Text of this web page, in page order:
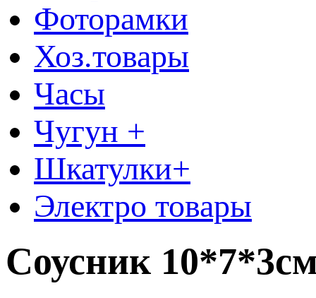
Фоторамки
Хоз.товары
Часы
Чугун +
Шкатулки+
Электро товары
Соусник